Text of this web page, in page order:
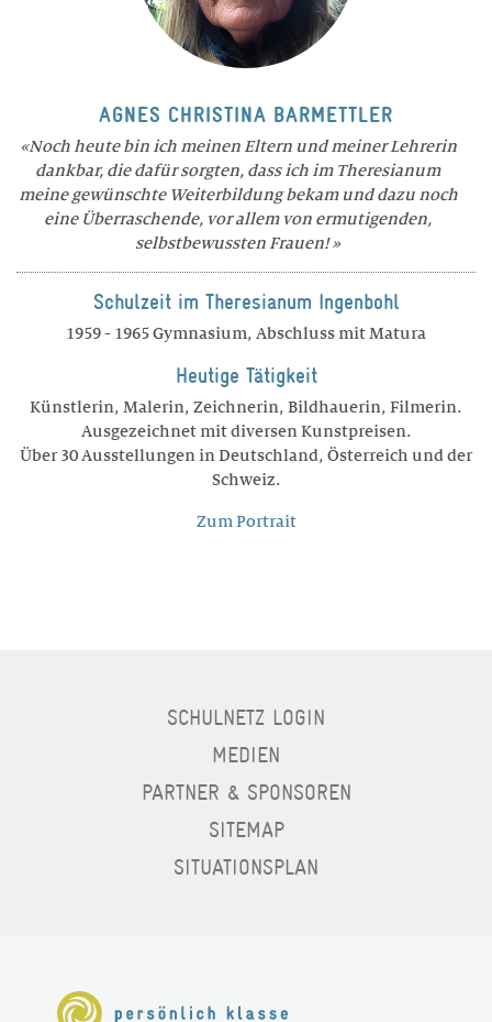
AGNES CHRISTINA BARMETTLER
Noch heute bin ich meinen Eltern und meiner Lehrerin
dankbar, die dafür sorgten, dass ich im Theresianum
meine gewünschte Weiterbildung bekam und dazu noch
eine Überraschende, vor allem von ermutigenden,
selbstbewussten Frauen!
Schulzeit im Theresianum Ingenbohl
1959 - 1965 Gymnasium, Abschluss mit Matura
Heutige Tätigkeit
Künstlerin, Malerin, Zeichnerin, Bildhauerin, Filmerin.
Ausgezeichnet mit diversen Kunstpreisen.
Über 30 Ausstellungen in Deutschland, Österreich und der
Schweiz.
Zum Portrait
SCHULNETZ LOGIN
MEDIEN
PARTNER & SPONSOREN
SITEMAP
SITUATIONSPLAN